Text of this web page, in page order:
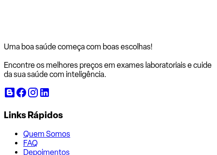
Uma boa saúde começa com boas escolhas!
Encontre os melhores preços em exames laboratoriais e cuide
da sua saúde com inteligência.
Links Rápidos
Quem Somos
FAQ
Depoimentos